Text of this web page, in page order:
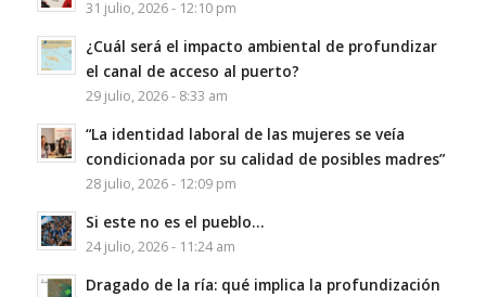
31 julio, 2026 - 12:10 pm
¿Cuál será el impacto ambiental de profundizar
el canal de acceso al puerto?
29 julio, 2026 - 8:33 am
“La identidad laboral de las mujeres se veía
condicionada por su calidad de posibles madres”
28 julio, 2026 - 12:09 pm
Si este no es el pueblo…
24 julio, 2026 - 11:24 am
Dragado de la ría: qué implica la profundización